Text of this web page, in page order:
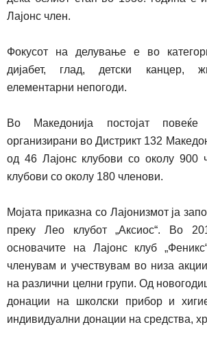
Лајонс член.
Фокусот на делување е во
дијабет, глад, детски канцер,
елементарни непогоди.
Во Македонија постојат
организирани во Дистрикт 132
од 46 Лајонс клубови со околу 900
клубови со околу 180 членови.
Мојата приказна со Лајонизмот ја
преку Лео клубот „Аксиос“. Во
основачите на Лајонс клуб
членувам и учествувам во низа
на различни целни групи. Од
донации на школски прибор и
индивидуални донации на средства,